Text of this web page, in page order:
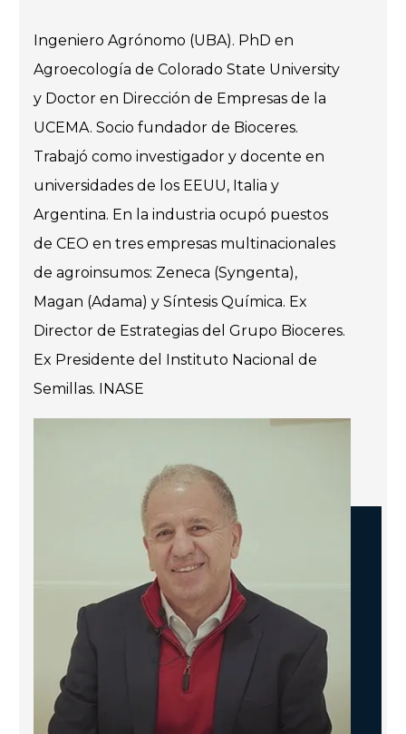
Ingeniero Agrónomo (UBA). PhD en
Agroecología de Colorado State University
y Doctor en Dirección de Empresas de la
UCEMA. Socio fundador de Bioceres.
Trabajó como investigador y docente en
universidades de los EEUU, Italia y
Argentina. En la industria ocupó puestos
de CEO en tres empresas multinacionales
de agroinsumos: Zeneca (Syngenta),
Magan (Adama) y Síntesis Química. Ex
Director de Estrategias del Grupo Bioceres.
Ex Presidente del Instituto Nacional de
Semillas. INASE